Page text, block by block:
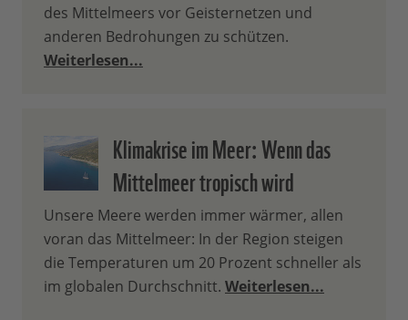
des Mittelmeers vor Geisternetzen und
anderen Bedrohungen zu schützen.
Weiterlesen...
Klimakrise im Meer: Wenn das
Mittelmeer tropisch wird
Unsere Meere werden immer wärmer, allen
voran das Mittelmeer: In der Region steigen
die Temperaturen um 20 Prozent schneller als
im globalen Durchschnitt. Weiterlesen...